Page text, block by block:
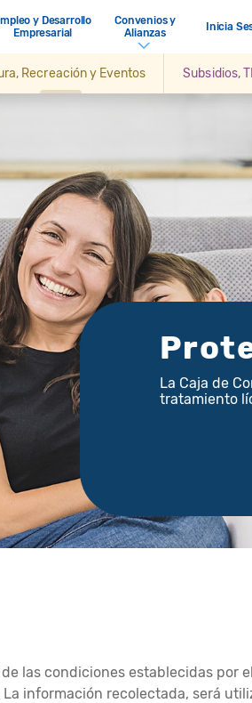
y Desarrollo
Empresarial
Convenios y
Alianzas
Inicia
Recreación y Eventos Subsidios,
La Caja de
tratamiento
las condiciones establecidas por
información recolectada, será